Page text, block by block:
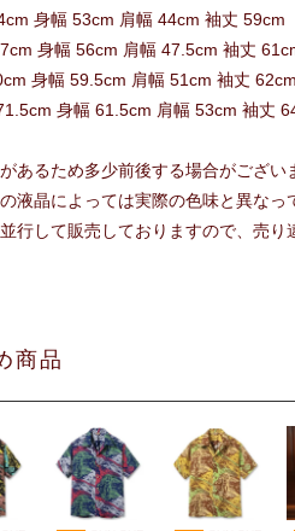
身幅 53cm 肩幅 44cm 袖丈 59cm
身幅 56cm 肩幅 47.5cm 袖丈
身幅 59.5cm 肩幅 51cm 袖丈 62cm
身幅 61.5cm 肩幅 53cm 袖丈
あるため多少前後する場合がござい
液晶によっては実際の色味と異なっ
行して販売しておりますので、売り
商品